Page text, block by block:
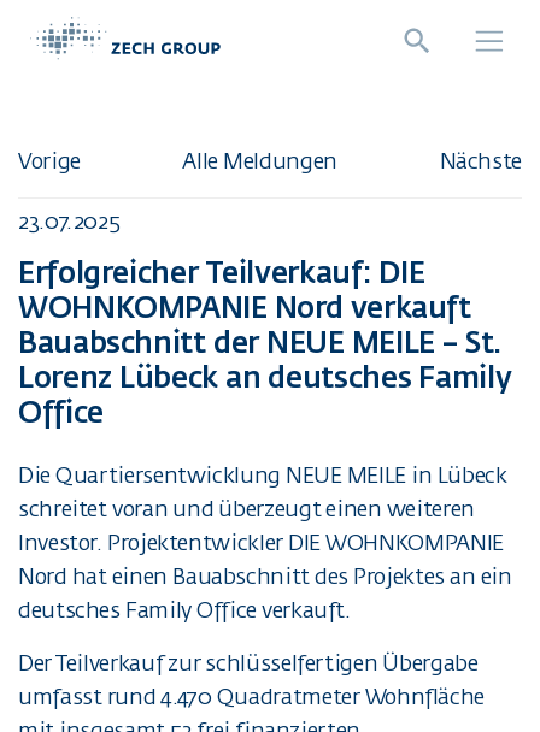
Vorige Alle Meldungen Nächste
23.07.2025
Erfolgreicher Teilverkauf: DIE
WOHNKOMPANIE Nord verkauft
Bauabschnitt der NEUE MEILE – St.
Lorenz Lübeck an deutsches Family
Office
Die Quartiersentwicklung NEUE MEILE in Lübeck
schreitet voran und überzeugt einen weiteren
Investor. Projektentwickler DIE WOHNKOMPANIE
Nord hat einen Bauabschnitt des Projektes an ein
deutsches Family Office verkauft.
Der Teilverkauf zur schlüsselfertigen Übergabe
umfasst rund 4.470 Quadratmeter Wohnfläche